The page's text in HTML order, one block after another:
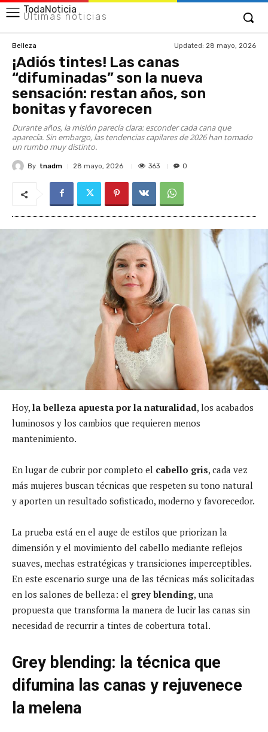
TodaNoticia
Últimas noticias
Belleza Updated: 28 mayo, 2026
¡Adiós tintes! Las canas
“difuminadas” son la nueva
sensación: restan años, son
bonitas y favorecen
Durante años, la misión parecía clara: esconder cada cana que
aparecía. Sin embargo, las tendencias capilares de 2026 han tomado
un rumbo muy distinto.
By tnadm 28 mayo, 2026 363 0
Hoy, la belleza apuesta por la naturalidad, los acabados
luminosos y los cambios que requieren menos
mantenimiento.
En lugar de cubrir por completo el cabello gris, cada vez
más mujeres buscan técnicas que respeten su tono natural
y aporten un resultado sofisticado, moderno y favorecedor.
La prueba está en el auge de estilos que priorizan la
dimensión y el movimiento del cabello mediante reflejos
suaves, mechas estratégicas y transiciones imperceptibles.
En este escenario surge una de las técnicas más solicitadas
en los salones de belleza: el grey blending, una
propuesta que transforma la manera de lucir las canas sin
necesidad de recurrir a tintes de cobertura total.
Grey blending: la técnica que
difumina las canas y rejuvenece
la melena